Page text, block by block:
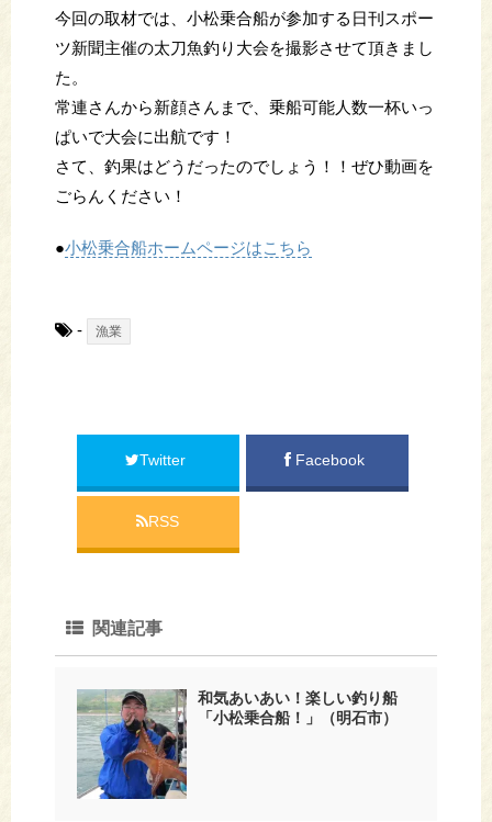
今回の取材では、小松乗合船が参加する日刊スポー
ツ新聞主催の太刀魚釣り大会を撮影させて頂きまし
た。
常連さんから新顔さんまで、乗船可能人数一杯いっ
ぱいで大会に出航です！
さて、釣果はどうだったのでしょう！！ぜひ動画を
ごらんください！
●小松乗合船ホームページはこちら
- 漁業
Twitter Facebook
RSS
関連記事
和気あいあい！楽しい釣り船
「小松乗合船！」（明石市）